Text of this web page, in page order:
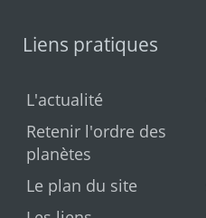
Liens pratiques
L'actualité
Retenir l'ordre des
planètes
Le plan du site